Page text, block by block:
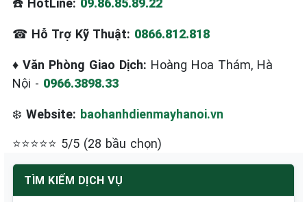
☎️ HotLine: 09.86.85.89.22
☎ Hỗ Trợ Kỹ Thuật: 0866.812.818
♦ Văn Phòng Giao Dịch: Hoàng Hoa Thám, Hà
Nội - 0966.3898.33
❄️ Website: baohanhdienmayhanoi.vn
⭐⭐⭐⭐⭐ 5/5 (28 bầu chọn)
TÌM KIẾM DỊCH VỤ